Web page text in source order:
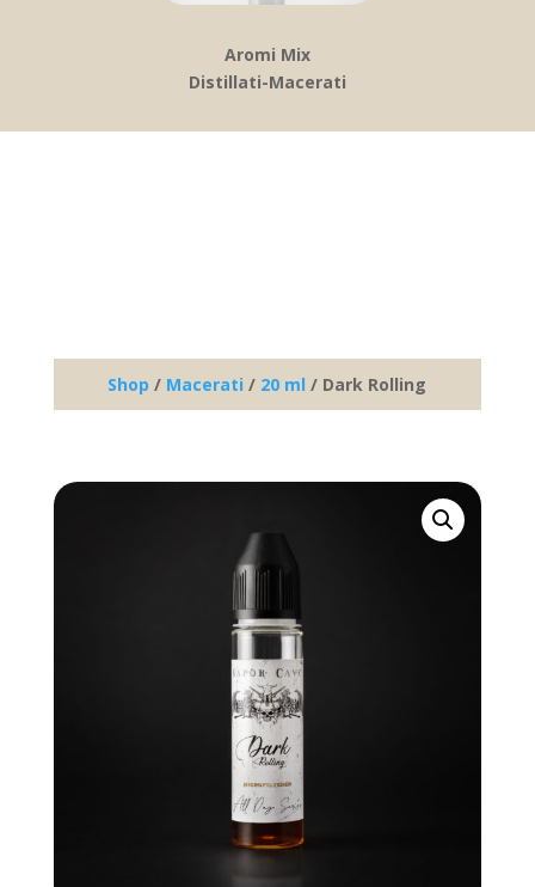
Aromi Mix
Distillati-Macerati
Shop / Macerati / 20 ml / Dark Rolling